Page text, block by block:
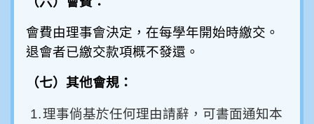
會費由理事會決定，在每學年開始時繳交。
退會者已繳交款項概不發還。
（七）其他會規：
1.理事倘基於任何理由請辭，可書面通知本